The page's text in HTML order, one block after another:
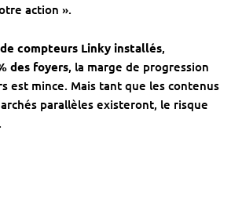
action ».
compteurs Linky installés,
des foyers, la marge de progression
est mince. Mais tant que les contenus
parallèles existeront, le risque